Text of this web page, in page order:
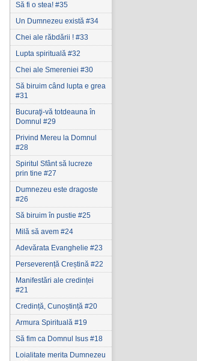
Să fi o stea! #35
Un Dumnezeu există #34
Chei ale răbdării ! #33
Lupta spirituală #32
Chei ale Smereniei #30
Să biruim când lupta e grea
#31
Bucuraţi-vă totdeauna în
Domnul #29
Privind Mereu la Domnul
#28
Spiritul Sfânt să lucreze
prin tine #27
Dumnezeu este dragoste
#26
Să biruim în pustie #25
Milă să avem #24
Adevărata Evanghelie #23
Perseverență Creștină #22
Manifestări ale credinței
#21
Credință, Cunoștință #20
Armura Spirituală #19
Să fim ca Domnul Isus #18
Loialitate merita Dumnezeu